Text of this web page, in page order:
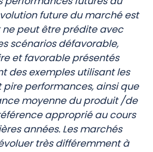
future du marché est
peut être prédite avec
scénarios défavorable,
et favorable présentés
des exemples utilisant les
pire performances, ainsi que
moyenne du produit /de
approprié au cours
années. Les marchés
très différemment à